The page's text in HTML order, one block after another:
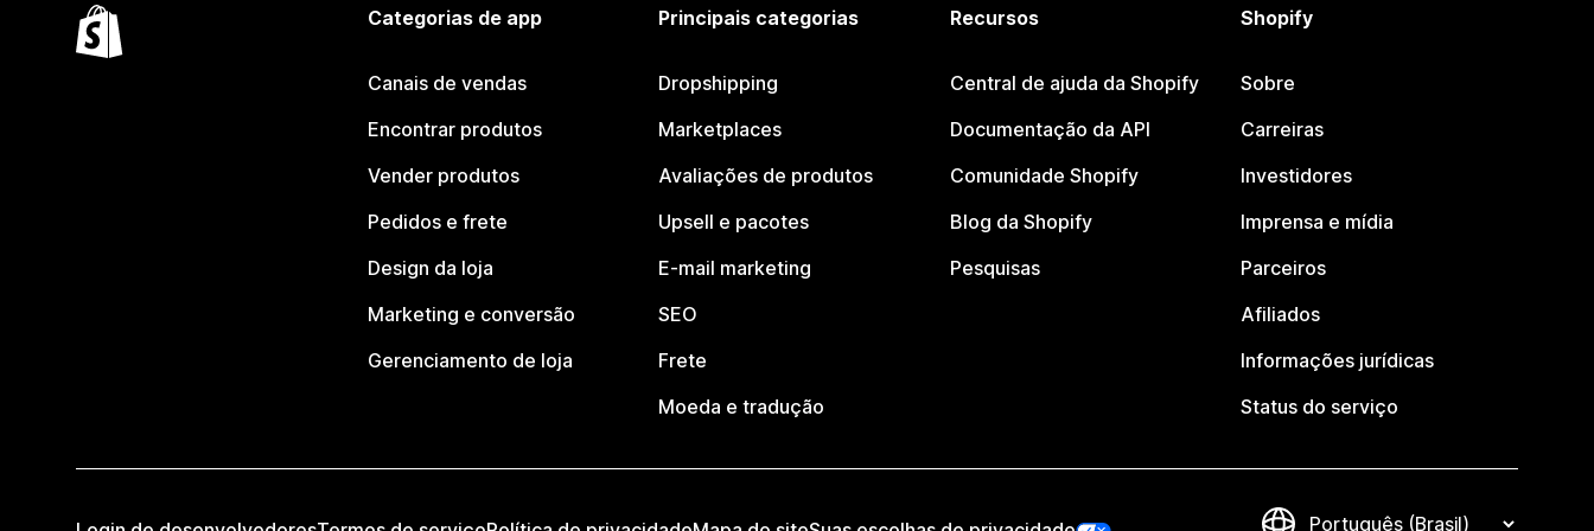
Categorias de app
Canais de vendas
Encontrar produtos
Vender produtos
Pedidos e frete
Design da loja
Marketing e conversão
Gerenciamento de loja
Principais categorias
Dropshipping
Marketplaces
Avaliações de produtos
Upsell e pacotes
E-mail marketing
SEO
Frete
Moeda e tradução
Recursos
Central de ajuda da Shopify
Documentação da API
Comunidade Shopify
Blog da Shopify
Pesquisas
Shopify
Sobre
Carreiras
Investidores
Imprensa e mídia
Parceiros
Afiliados
Informações jurídicas
Status do serviço